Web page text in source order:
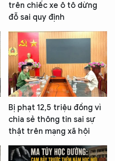
trên chiếc xe ô tô dừng
đỗ sai quy định
Bị phạt 12,5 triệu đồng vì
chia sẻ thông tin sai sự
thật trên mạng xã hội